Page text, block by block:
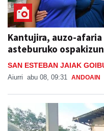
Kantujira, auzo-
asteburuko
SAN ESTEBAN JAIAK
Aiurri abu 08, 09:31 ANDOAIN